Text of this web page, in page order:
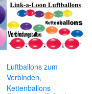
Luftballons zum
Verbinden,
Kettenballons